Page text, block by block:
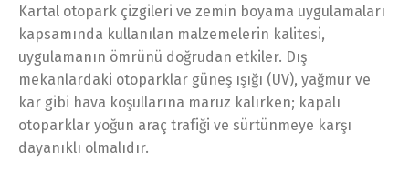
Kartal otopark çizgileri ve zemin boyama uygulamaları
kapsamında kullanılan malzemelerin kalitesi,
uygulamanın ömrünü doğrudan etkiler. Dış
mekanlardaki otoparklar güneş ışığı (UV), yağmur ve
kar gibi hava koşullarına maruz kalırken; kapalı
otoparklar yoğun araç trafiği ve sürtünmeye karşı
dayanıklı olmalıdır.